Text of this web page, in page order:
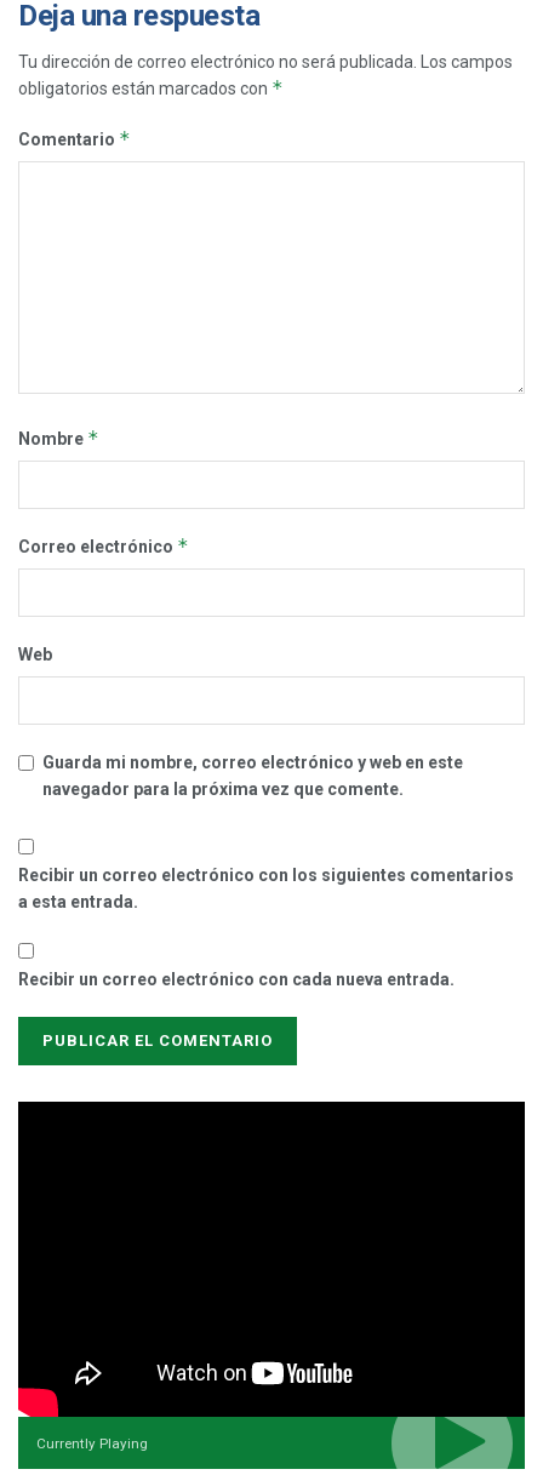
Deja una respuesta
Tu dirección de correo electrónico no será publicada.
Los campos
obligatorios están marcados con *
Comentario *
Nombre *
Correo electrónico *
Web
Guarda mi nombre, correo electrónico y web en este
navegador para la próxima vez que comente.
Recibir un correo electrónico con los siguientes comentarios
a esta entrada.
Recibir un correo electrónico con cada nueva entrada.
Currently Playing